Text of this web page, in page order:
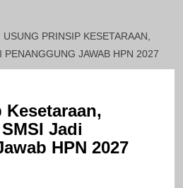
USUNG PRINSIP KESETARAAN,
JAWAB HPN 2027
Jadi
HPN 2027